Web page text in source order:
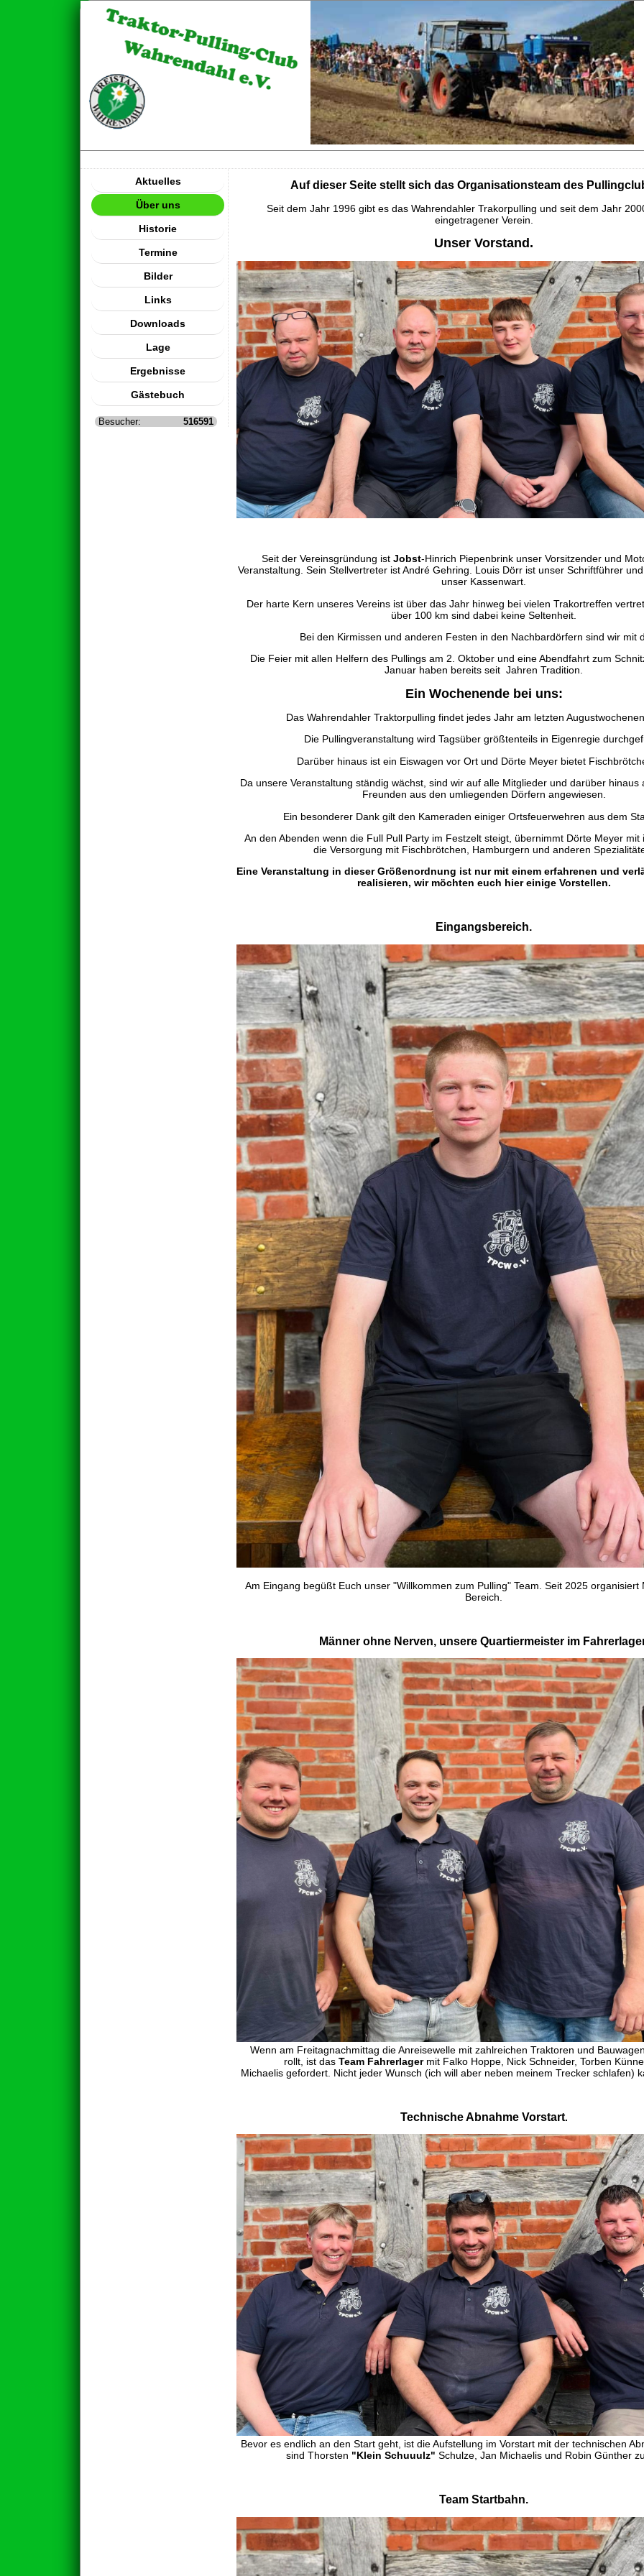
Aktuelles
Über uns
Historie
Termine
Bilder
Links
Downloads
Lage
Ergebnisse
Gästebuch
Besucher: 516591
Auf dieser Seite stellt sich das Organisationsteam des
Seit dem Jahr 1996 gibt es das Wahrendahler Trakorpulling und seit dem Jahr
eingetragener Verein.
Unser Vorstand.
Seit der Vereinsgründung istJobst-Hinrich Piepenbrink unser Vorsitzender und
Veranstaltung. Sein Stellvertreter ist André Gehring. Louis Dörr ist unser Schriftführer
unser Kassenwart.
Der harte Kern unseres Vereins ist über das Jahr hinweg bei vielen Trakortreffen
über 100 km sind dabei keine Seltenheit.
Bei den Kirmissen und anderen Festen in den Nachbardörfern sind wir mit
Die Feier mit allen Helfern des Pullings am 2. Oktober und eine Abendfahrt zum
Januar haben bereits seit Jahren Tradition.
Ein Wochenende bei uns:
Das Wahrendahler Traktorpulling findet jedes Jahr am letzten
Die Pullingveranstaltung wird Tagsüber größtenteils in Eigenregie
Darüber hinaus ist ein Eiswagen vor Ort und Dörte Meyer bietet
Da unsere Veranstaltung ständig wächst, sind wir auf alle Mitglieder und darüber hinaus
Freunden aus den umliegenden Dörfern angewiesen.
Ein besonderer Dank gilt den Kameraden einiger Ortsfeuerwehren aus dem
An den Abenden wenn die Full Pull Party im Festzelt steigt, übernimmt Dörte Meyer mit
die Versorgung mit Fischbrötchen, Hamburgern und anderen
Eine Veranstaltung in dieser Größenordnung ist nur mit einem erfahrenen und
realisieren, wir möchten euch hier einige Vorstellen.
Eingangsbereich.
Am Eingang begüßt Euch unser "Willkommen zum Pulling" Team. Seit 2025 organisiert
Bereich.
Männer ohne Nerven, unsere Quartiermeister im
Wenn am Freitagnachmittag die Anreisewelle mit zahlreichen Traktoren und
rollt, ist dasTeam Fahrerlagermit Falko Hoppe, Nick Schneider, Torben
Michaelis gefordert. Nicht jeder Wunsch (ich will aber neben meinem Trecker schlafen)
Technische Abnahme Vorstart.
Bevor es endlich an den Start geht, ist die Aufstellung im Vorstart mit der technischen
sind Thorsten "Klein Schuuulz" Schulze, Jan Michaelis und Robin Günther
Team Startbahn.